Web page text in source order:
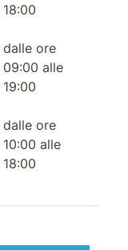
18:00
dalle ore
09:00 alle
19:00
dalle ore
10:00 alle
18:00